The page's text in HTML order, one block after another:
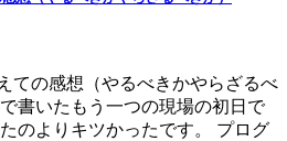
ての感想（やるべきかやらざるべ
書いたもう一つの現場の初日で
のよりキツかったです。 プログ